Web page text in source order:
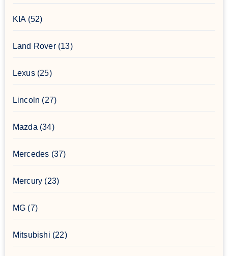
KIA(52)
Land Rover(13)
Lexus(25)
Lincoln (27)
Mazda (34)
Mercedes (37)
Mercury (23)
MG (7)
Mitsubishi (22)